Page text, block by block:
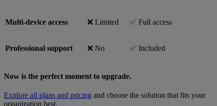
Multi-device access ❌ Limited ✅ Full access
Professional support ❌ No ✅ Included
Now is the perfect moment to upgrade.
Explore all plans and pricing and choose the solution that fits your
organization best.